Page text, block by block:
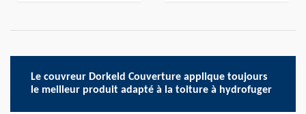
Le couvreur Dorkeld Couverture applique toujours
le meilleur produit adapté à la toiture à hydrofuger